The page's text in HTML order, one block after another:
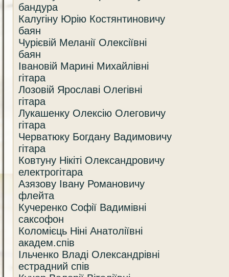
бандура
Калугіну Юрію Костянтиновичу
баян
Чурієвій Меланії Олексіївні
баян
Івановій Марині Михайлівні
гітара
Лозовій Ярославі Олегівні
гітара
Лукашенку Олексію Олеговичу
гітара
Черватюку Богдану Вадимовичу
гітара
Ковтуну Нікіті Олександровичу
електрогітара
Азязову Івану Романовичу
флейта
Кучеренко Софії Вадимівні
саксофон
Коломієць Ніні Анатоліївні
академ.спів
Ільченко Владі Олександрівні
естрадний спів